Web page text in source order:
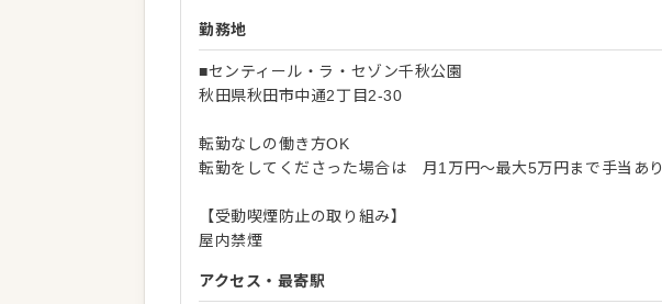
勤務地
■センティール・ラ・セゾン千秋公園
秋田県秋田市中通2丁目2-30
転勤なしの働き方OK
転勤をしてくださった場合は 月1万円～最大5万円まで手当あり
【受動喫煙防止の取り組み】
屋内禁煙
アクセス・最寄駅